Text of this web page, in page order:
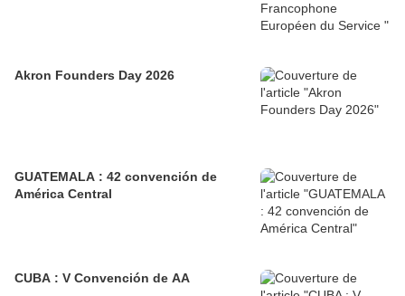
Akron Founders Day 2026
GUATEMALA : 42 convención de
América Central
CUBA : V Convención de AA